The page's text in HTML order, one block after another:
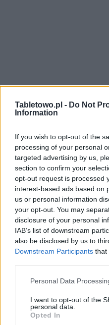
Tabletowo.pl - Do Not
Information
If you wish to opt-out of the
processing of your personal
targeted advertising by us,
section to confirm your
opt-out request is processed
interest-based ads based on
us or personal information
your opt-out. You may
disclosure of your personal
IAB’s list of downstream
also be disclosed by us to
Downstream Participants that
Please note that this
not limited to your visit or
grant or deny consent to
use your data for below
Personal Data
I want to opt-out of the
personal data.
Opted In